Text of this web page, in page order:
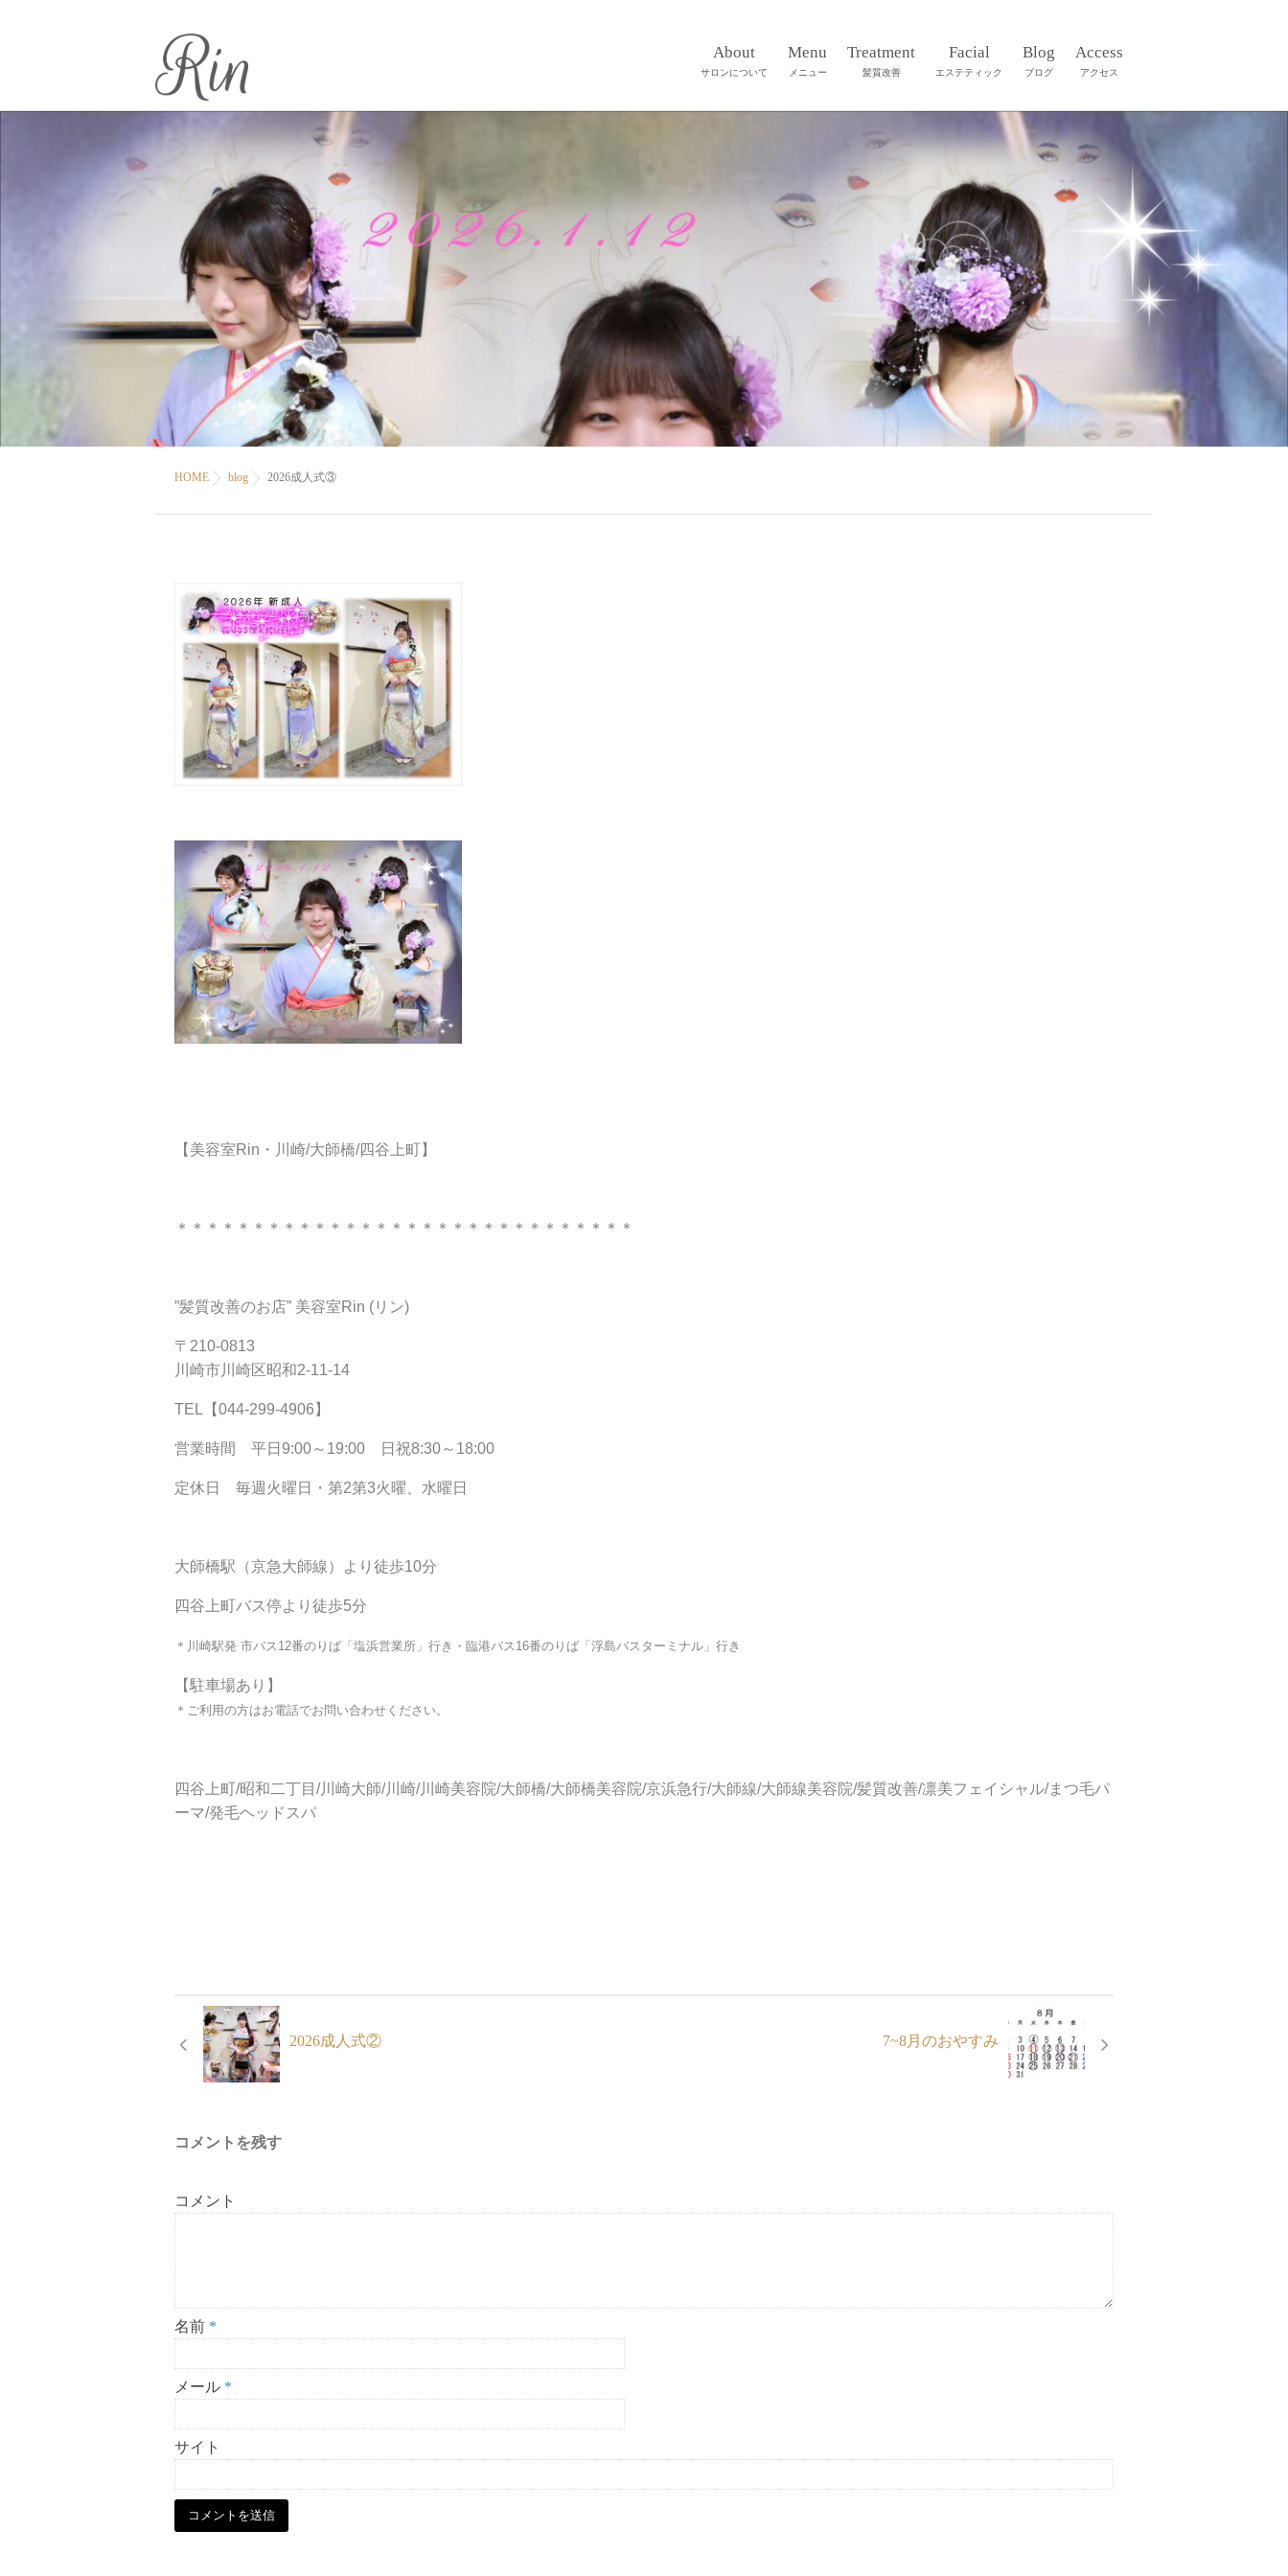
About
サロンについて
Menu
メニュー
Treatment
髪質改善
Facial
エステティック
Blog
ブログ
Access
アクセス
HOME blog 2026成人式③
【美容室Rin・川崎/大師橋/四谷上町】
＊＊＊＊＊＊＊＊＊＊＊＊＊＊＊＊＊＊＊＊＊＊＊＊＊＊＊＊＊＊
”髪質改善のお店” 美容室Rin (リン)
〒210-0813
川崎市川崎区昭和2-11-14
TEL【044-299-4906 】
営業時間 平日9:00～19:00 日祝8:30～18:00
定休日 毎週火曜日・第2第3火曜、水曜日
大師橋駅（京急大師線）より徒歩10分
四谷上町バス停より徒歩5分
＊川崎駅発 市バス12番のりば「塩浜営業所」行き・臨港バス16番のりば「浮島バスターミナル」行き
【駐車場あり】
＊ご利用の方はお電話でお問い合わせください。
四谷上町/昭和二丁目/川崎大師/川崎/川崎美容院/大師橋/大師橋美容院/京浜急行/大師線/大師線美容院/髪質改善/凛美フェイシャル/まつ毛パ
ーマ/発毛ヘッドスパ
2026成人式② 7~8月のおやすみ
コメントを残す
コメント
名前 *
メール *
サイト